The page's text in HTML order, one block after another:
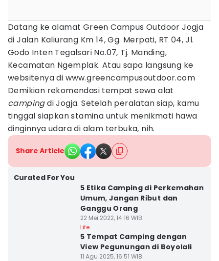
Datang ke alamat Green Campus Outdoor Jogja
di Jalan Kaliurang Km 14, Gg. Merpati, RT 04, Jl.
Godo Inten Tegalsari No.07, Tj. Manding,
Kecamatan Ngemplak. Atau sapa langsung ke
websitenya di www.greencampusoutdoor.com
Demikian rekomendasi tempat sewa alat
campingdi Jogja. Setelah peralatan siap, kamu
tinggal siapkan stamina untuk menikmati hawa
dinginnya udara di alam terbuka, nih.
Share Article
Curated For You
5 Etika Camping di Perkemahan
Umum, Jangan Ribut dan
Ganggu Orang
22 Mei 2022, 14:16 WIB
Life
5 Tempat Camping dengan
View Pegunungan di Boyolali
11 Agu 2025, 16:51 WIB